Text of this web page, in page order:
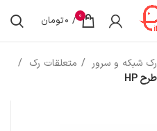
0
/
0تومان
رک شبکه و سرور
متعلقات رک